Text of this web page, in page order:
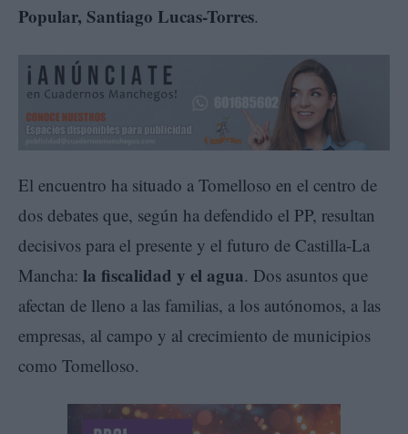
Popular, Santiago Lucas-Torres.
El encuentro ha situado a Tomelloso en el centro de
dos debates que, según ha defendido el PP, resultan
decisivos para el presente y el futuro de Castilla-La
Mancha: la fiscalidad y el agua. Dos asuntos que
afectan de lleno a las familias, a los autónomos, a las
empresas, al campo y al crecimiento de municipios
como Tomelloso.